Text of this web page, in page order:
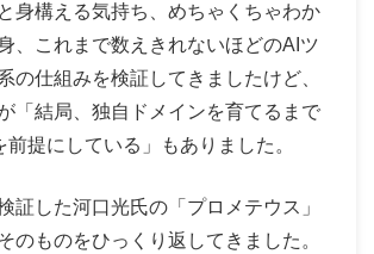
身構える気持ち、めちゃくちゃわか
、これまで数えきれないほどのAIツ
の仕組みを検証してきましたけど、
「結局、独自ドメインを育てるまで
前提にしている」もありました。
証した河口光氏の「プロメテウス」
のものをひっくり返してきました。